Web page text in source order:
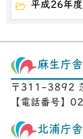
平成26年度
麻生庁舎
〒311-3892
【電話番号
北浦庁舎